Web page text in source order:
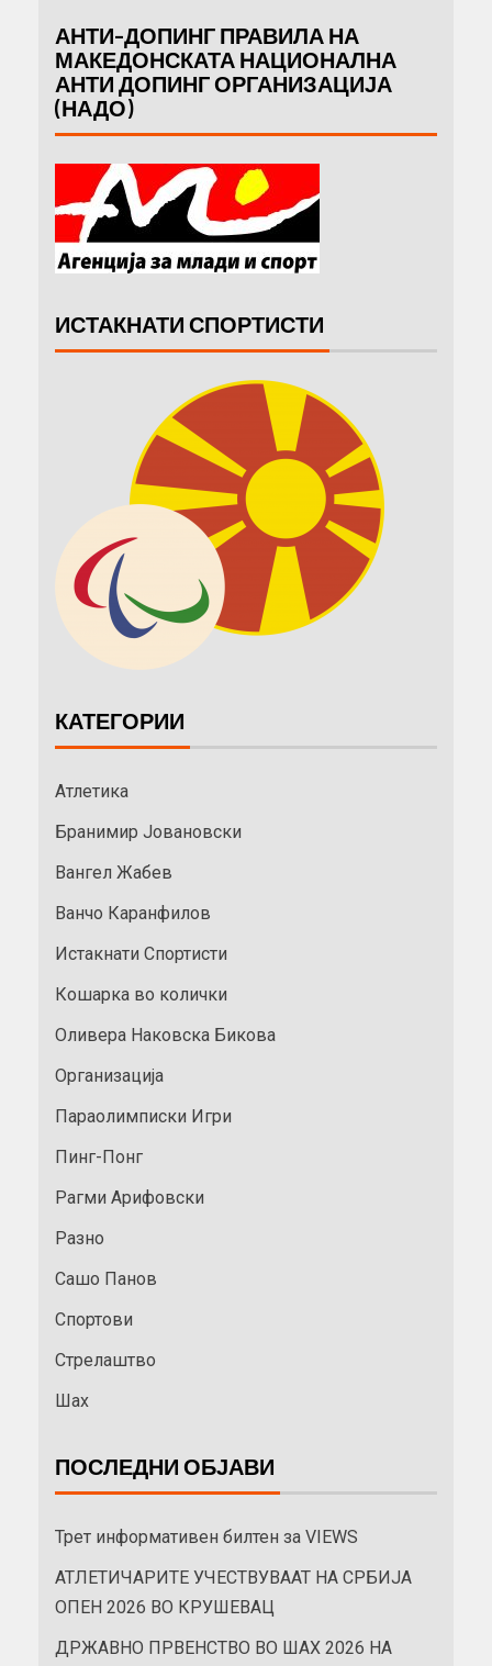
АНТИ-ДОПИНГ ПРАВИЛА НА
МАКЕДОНСКАТА НАЦИОНАЛНА
АНТИ ДОПИНГ ОРГАНИЗАЦИЈА
(НАДО)
ИСТАКНАТИ СПОРТИСТИ
КАТЕГОРИИ
Атлетика
Бранимир Јовановски
Вангел Жабев
Ванчо Каранфилов
Истакнати Спортисти
Кошарка во колички
Оливера Наковска Бикова
Организација
Параолимписки Игри
Пинг-Понг
Рагми Арифовски
Разно
Сашо Панов
Спортови
Стрелаштво
Шах
ПОСЛЕДНИ ОБЈАВИ
Трет информативен билтен за VIEWS
АТЛЕТИЧАРИТЕ УЧЕСТВУВААТ НА СРБИЈА
ОПЕН 2026 ВО КРУШЕВАЦ
ДРЖАВНО ПРВЕНСТВО ВО ШАХ 2026 НА